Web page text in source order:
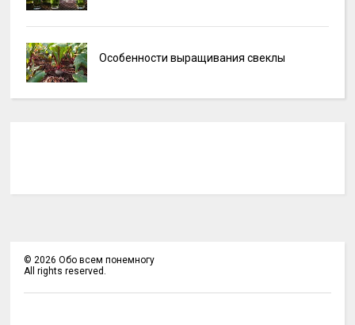
Особенности выращивания свеклы
©2026 Обо всем понемногу
All rights reserved.